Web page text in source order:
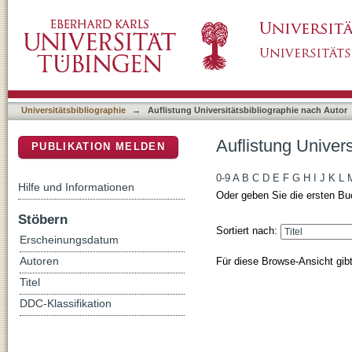
Universitätsbibliographie → Auflistung Universitätsbibliographie nach Autor
Auflistung
0-9 A B C D E F G H J K L
Oder geben Sie die ersten
Sortiert nach:
Für diese Browse-Ansicht
PUBLIKATION MELDEN
Hilfe und Informationen
Stöbern
Erscheinungsdatum
Autoren
Titel
DDC-Klassifikation